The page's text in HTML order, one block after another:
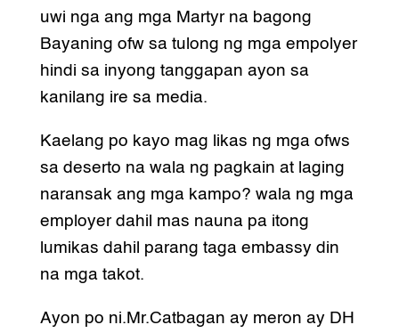
uwi nga ang mga Martyr na bagong
Bayaning ofw sa tulong ng mga empolyer
hindi sa inyong tanggapan ayon sa
kanilang ire sa media.
Kaelang po kayo mag likas ng mga ofws
sa deserto na wala ng pagkain at laging
naransak ang mga kampo? wala ng mga
employer dahil mas nauna pa itong
lumikas dahil parang taga embassy din
na mga takot.
Ayon po ni.Mr.Catbagan ay meron ay DH